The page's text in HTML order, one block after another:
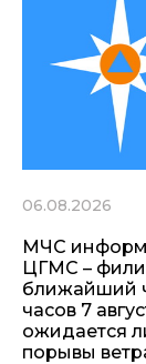
06.08.2026
МЧС
ЦГМС –
ближайший
часов 7
ожидается
порывы